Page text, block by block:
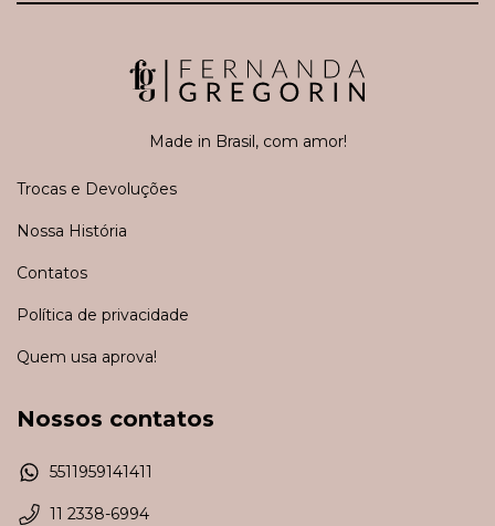
Made in Brasil, com amor!
Trocas e Devoluções
Nossa História
Contatos
Política de privacidade
Quem usa aprova!
Nossos contatos
5511959141411
11 2338-6994